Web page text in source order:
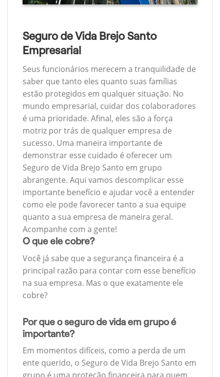
Seguro de Vida Brejo Santo
Empresarial
Seus funcionários merecem a tranquilidade de
saber que tanto eles quanto suas famílias
estão protegidos em qualquer situação. No
mundo empresarial, cuidar dos colaboradores
é uma prioridade. Afinal, eles são a força
motriz por trás de qualquer empresa de
sucesso. Uma maneira importante de
demonstrar esse cuidado é oferecer um
Seguro de Vida Brejo Santo em grupo
abrangente. Aqui vamos descomplicar esse
importante benefício e ajudar você a entender
como ele pode favorecer tanto a sua equipe
quanto a sua empresa de maneira geral.
Acompanhe com a gente!
O que ele cobre?
Você já sabe que a segurança financeira é a
principal razão para contar com esse benefício
na sua empresa. Mas o que exatamente ele
cobre?
Por que o seguro de vida em grupo é
importante?
Em momentos difíceis, como a perda de um
ente querido, o Seguro de Vida Brejo Santo em